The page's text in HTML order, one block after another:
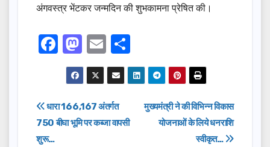
अंगवस्त्र भेंटकर जन्मदिन की शुभकामना प्रेषित की।
F
a
c
e
b
M
a
st
o
d
E
m
ail
h
ar
Post
navigation
मुख्यमंत्री ने की विभिन्न विकास
योजनाओं के लिये धनराशि
स्वीकृत…
धारा 166,167 अंतर्गत
750 बीघा भूमि पर कब्जा वापसी
शुरू…